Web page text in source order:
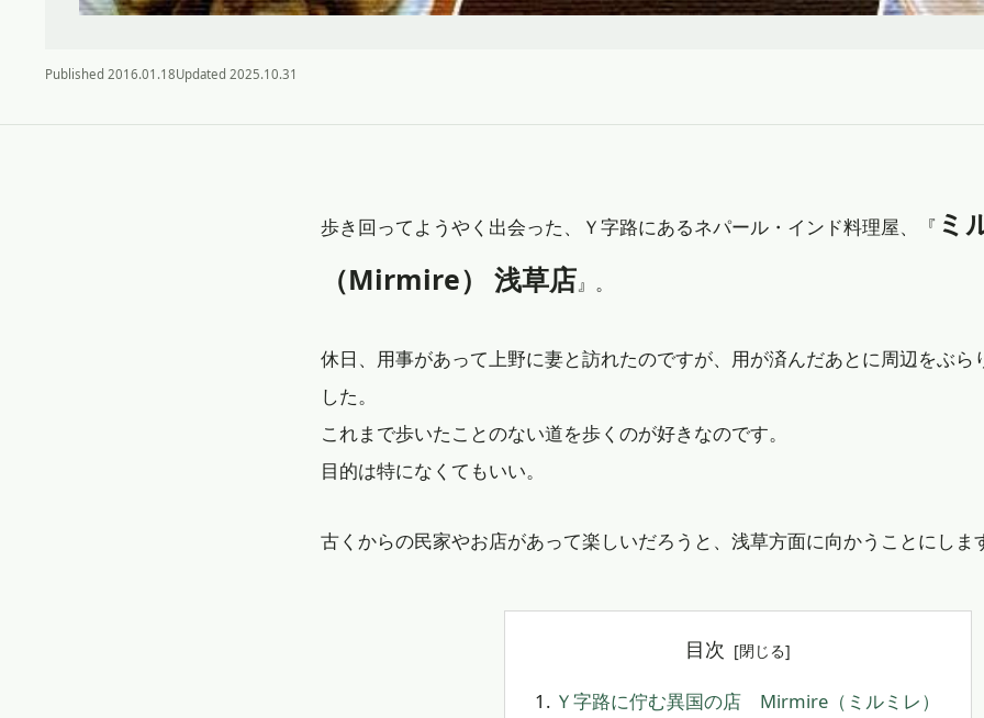
Published 2016.01.18Updated 2025.10.31
歩き回ってようやく出会った、Ｙ字路にあるネパール・インド料理屋、『 ミ
（Mirmire） 浅草店』。
休日、用事があって上野に妻と訪れたのですが、用が済んだあとに周辺をぶら
した。
これまで歩いたことのない道を歩くのが好きなのです。
目的は特になくてもいい。
古くからの民家やお店があって楽しいだろうと、浅草方面に向かうことにしま
目次
Ｙ字路に佇む異国の店 Mirmire（ミルミレ）